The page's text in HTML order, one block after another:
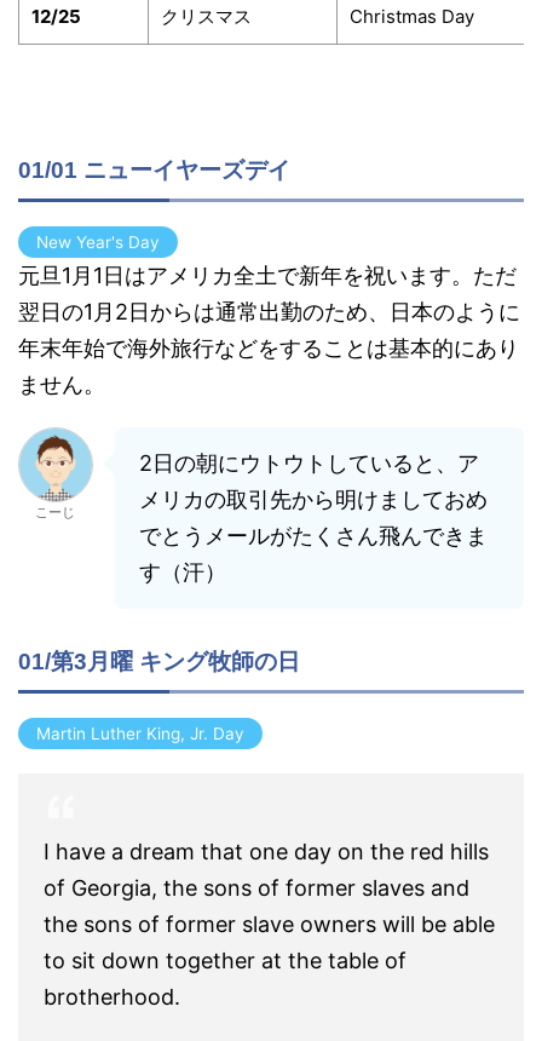
12/25 クリスマス Christmas Day
01/01 ニューイヤーズデイ
New Year's Day
元旦1月1日はアメリカ全土で新年を祝います。ただ
翌日の1月2日からは通常出勤のため、日本のように
年末年始で海外旅行などをすることは基本的にあり
ません。
こーじ
2日の朝にウトウトしていると、ア
メリカの取引先から明けましておめ
でとうメールがたくさん飛んできま
す（汗）
01/第3月曜 キング牧師の日
Martin Luther King, Jr. Day
I have a dream that one day on the red hills
of Georgia, the sons of former slaves and
the sons of former slave owners will be able
to sit down together at the table of
brotherhood.